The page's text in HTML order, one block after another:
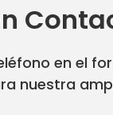
en el
nuestra